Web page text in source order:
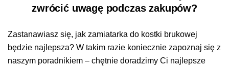
zwrócić uwagę podczas zakupów?
Zastanawiasz się, jak zamiatarka do kostki brukowej
będzie najlepsza? W takim razie koniecznie zapoznaj się z
naszym poradnikiem – chętnie doradzimy Ci najlepsze